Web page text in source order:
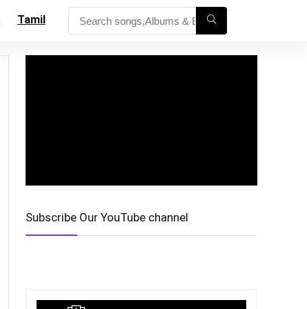
Tamil
Subscribe Our YouTube channel